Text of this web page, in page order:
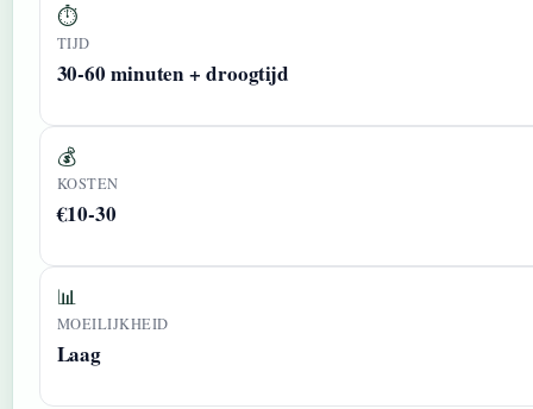
⏱
TIJD
30-60 minuten + droogtijd
💰
KOSTEN
€10-30
📊
MOEILIJKHEID
Laag